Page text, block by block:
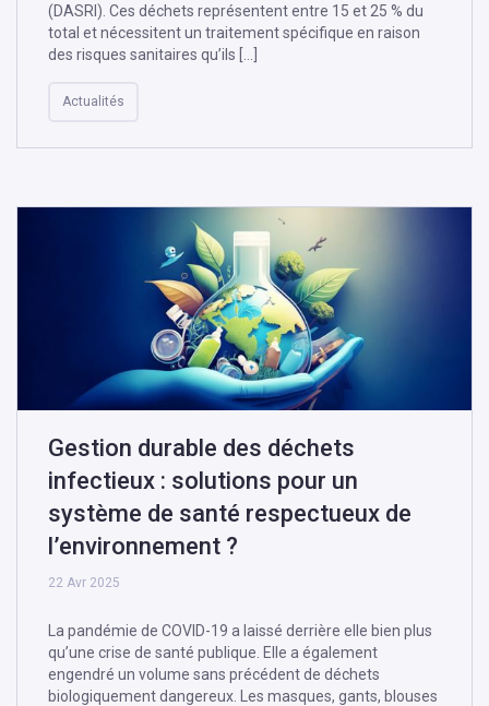
(DASRI). Ces déchets représentent entre 15 et 25 % du
total et nécessitent un traitement spécifique en raison
des risques sanitaires qu’ils […]
Actualités
Gestion durable des déchets
infectieux : solutions pour un
système de santé respectueux de
l’environnement ?
22 Avr 2025
La pandémie de COVID-19 a laissé derrière elle bien plus
qu’une crise de santé publique. Elle a également
engendré un volume sans précédent de déchets
biologiquement dangereux. Les masques, gants, blouses